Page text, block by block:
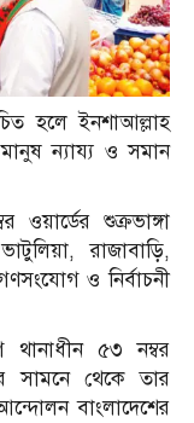
হলে ইনশাআল্লাহ
ন্যায্য ও সমান
শুক্রভাঙ্গা
রাজাবাড়ি,
ও নির্বাচনী
৫৩ নম্বর
সামনে থেকে তার
বাংলাদেশের